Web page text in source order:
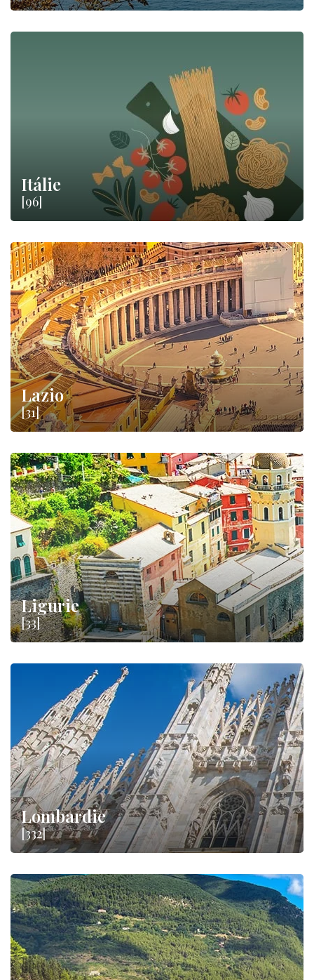
Itálie
[96]
Lazio
[31]
Ligurie
[33]
Lombardie
[332]